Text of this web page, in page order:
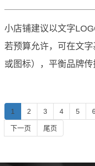
设计费用物超所值。
时，会感受到设计师
还能给予客户贵宾般
业内的常见做法，这
与设计智慧。在标志
方案已成为行业内的
多维度的考量与设计
户接触到更多可能性
元想象。就像为客户
一个标志设
小店铺建议以文字
若预算允许，可在文
或图标），平衡品牌
小店铺建议以文字
若预算允许，可在文字
1 2 3 4 5 6
下一页 尾页